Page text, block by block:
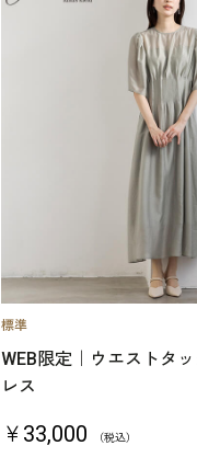
WEB限定｜ウエストタ
レス
￥33,000 （税込）